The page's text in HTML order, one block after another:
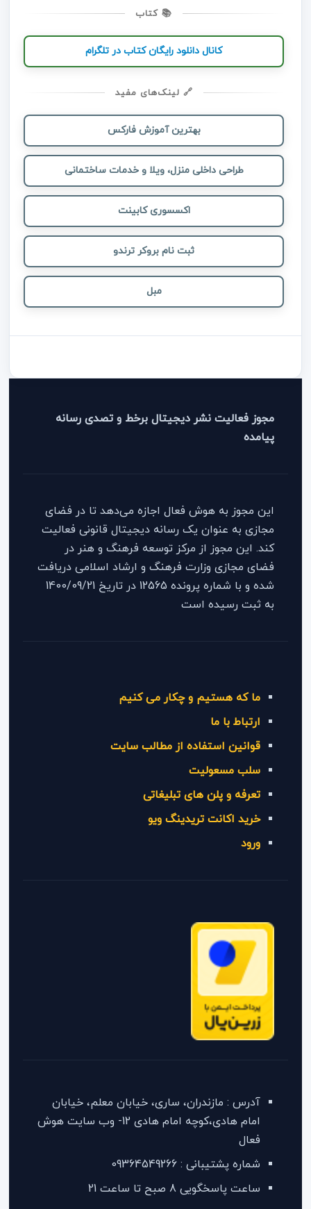
📚 کتاب
کانال دانلود رایگان کتاب در تلگرام
🔗 لینک‌های مفید
بهترین آموزش فارکس
طراحی داخلی منزل، ویلا و خدمات ساختمانی
اکسسوری کابینت
ثبت نام بروکر ترندو
مبل
مجوز فعالیت نشر دیجیتال برخط و تصدی رسانه
پیامده
این مجوز به هوش فعال اجازه می‌دهد تا در فضای
مجازی به عنوان یک رسانه دیجیتال قانونی فعالیت
کند. این مجوز از مرکز توسعه فرهنگ و هنر در
فضای مجازی وزارت فرهنگ و ارشاد اسلامی دریافت
شده و با شماره پرونده 12565 در تاریخ 1400/09/21
به ثبت رسیده است
ما که هستیم و چکار می کنیم
ارتباط با ما
قوانین استفاده از مطالب سایت
سلب مسعولیت
تعرفه و پلن های تبلیغاتی
خرید اکانت تریدینگ ویو
ورود
آدرس : مازندران، ساری، خیابان معلم، خیابان
امام هادی،کوچه امام هادی 12- وب سایت هوش
فعال
شماره پشتیبانی : 09364549266
ساعت پاسخگویی 8 صبح تا ساعت 21